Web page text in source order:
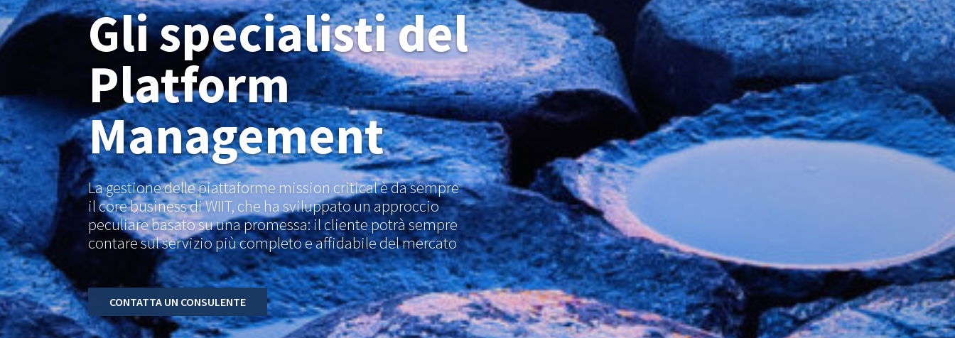
Gli specialisti del
Platform
Management
La gestione delle piattaforme mission critical è da sempre
il core business di WIIT, che ha sviluppato un approccio
peculiare basato su una promessa: il cliente potrà sempre
contare sul servizio più completo e affidabile del mercato
CONTATTA UN CONSULENTE